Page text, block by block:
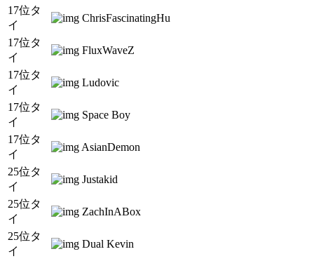
17位タ
イ
ChrisFascinatingHu
17位タ
イ
FluxWaveZ
17位タ
イ
Ludovic
17位タ
イ
Space Boy
17位タ
イ
AsianDemon
25位タ
イ
Justakid
25位タ
イ
ZachInABox
25位タ
イ
Dual Kevin